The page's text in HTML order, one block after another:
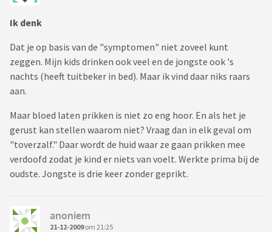
Ik denk
Dat je op basis van de "symptomen" niet zoveel kunt
zeggen. Mijn kids drinken ook veel en de jongste ook 's
nachts (heeft tuitbeker in bed). Maar ik vind daar niks raars
aan.
Maar bloed laten prikken is niet zo eng hoor. En als het je
gerust kan stellen waarom niet? Vraag dan in elk geval om
"toverzalf." Daar wordt de huid waar ze gaan prikken mee
verdoofd zodat je kind er niets van voelt. Werkte prima bij de
oudste. Jongste is drie keer zonder geprikt.
anoniem
21-12-2009om 21:25